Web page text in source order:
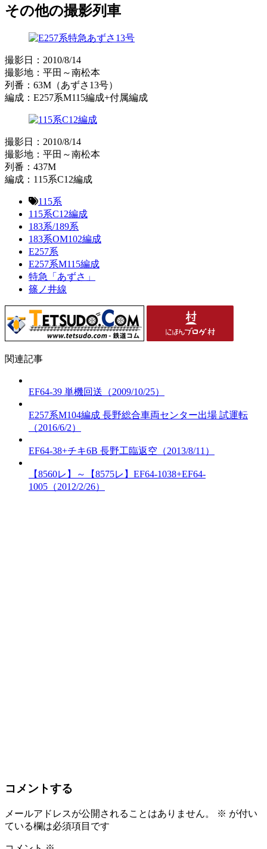
その他の撮影列車
撮影日：2010/8/14
撮影地：平田～南松本
列番：63M（あずさ13号）
編成：E257系M115編成+付属編成
撮影日：2010/8/14
撮影地：平田～南松本
列番：437M
編成：115系C12編成
115系
115系C12編成
183系/189系
183系OM102編成
E257系
E257系M115編成
特急「あずさ」
篠ノ井線
関連記事
EF64-39 単機回送（2009/10/25）
E257系M104編成 長野総合車両センター出場 試運転
（2016/6/2）
EF64-38+チキ6B 長野工臨返空（2013/8/11）
【8560レ】～【8575レ】EF64-1038+EF64-
1005（2012/2/26）
コメントする
メールアドレスが公開されることはありません。 ※ が付い
ている欄は必須項目です